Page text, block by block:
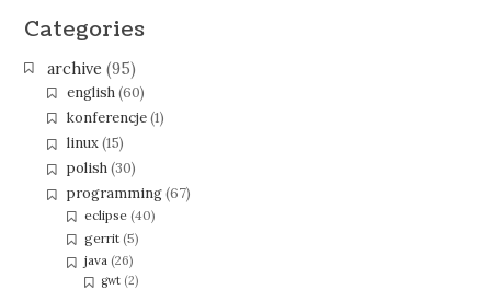
Categories
archive (95)
english(60)
konferencje(1)
linux(15)
polish(30)
programming(67)
eclipse (40)
gerrit (5)
java (26)
gwt(2)